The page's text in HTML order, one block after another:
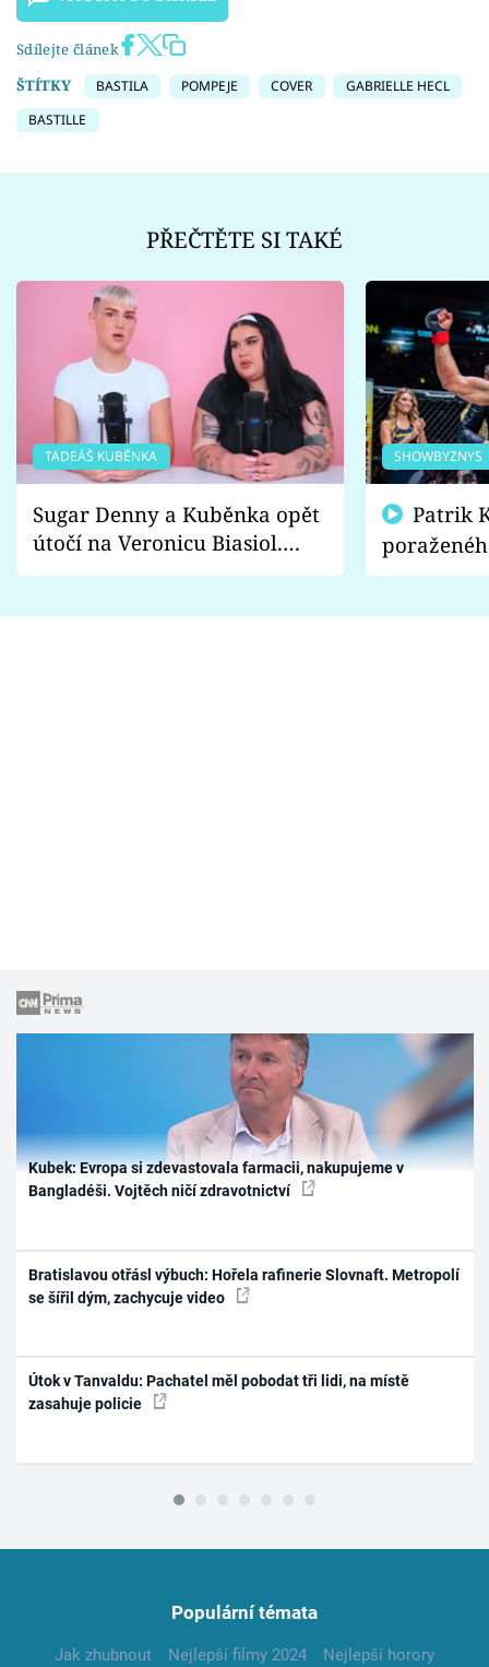
Sdílejte článek
ŠTÍTKY
BASTILA POMPEJE COVER
GABRIELLE HECL
BASTILLE
PŘEČTĚTE SI TAKÉ
TADEÁŠ KUBĚNKA
Sugar Denny a Kuběnka opět
útočí na Veronicu Biasiol.
Proč je podle nich falešná a
SHOWBYZNYS
fanoušci
Kubek: Evropa si zdevastovala farmacii, nakupujeme v
Bangladéši. Vojtěch ničí zdravotnictví
Bratislavou otřásl výbuch: Hořela rafinerie Slovnaft. Metropolí
se šířil dým, zachycuje video
Útok v Tanvaldu: Pachatel měl pobodat tři lidi, na místě
zasahuje policie
Populární témata
Jak zhubnout Nejlepší filmy 2024
Nejlepší horory